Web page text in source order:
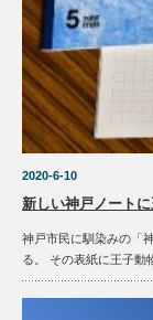
2020-6-10
新しい神戸ノート
神戸市民に馴染みの「
る。 その表紙に王子動